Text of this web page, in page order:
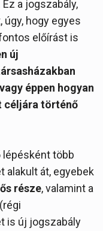
Ez a jogszabály,
hogy egyes
előírást is
új
éppen hogyan
céljára történő
több
alakult át, egyebek
része, valamint a
is új jogszabály